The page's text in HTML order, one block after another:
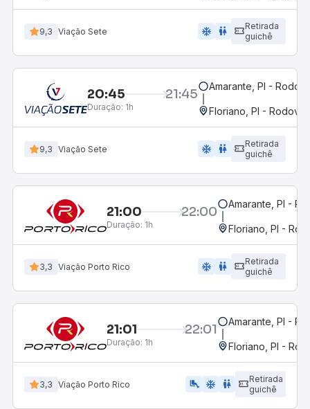
9,3 Viação Sete ac_unit wc
Retirada
guichê
20:45 21:45
Duração: 1h
Amarante, PI -
Floriano, PI -
9,3 Viação Sete ac_unit wc
Retirada
guichê
21:00 22:00
Duração: 1h
Amarante, PI -
Floriano, PI -
3,3 Viação Porto Rico ac_unit wc
Retirada
guichê
21:01 22:01
Duração: 1h
Amarante, PI -
Floriano, PI -
3,3 Viação Porto Rico airline_seat_legroom_extra ac_unit wc
Retirada
guichê